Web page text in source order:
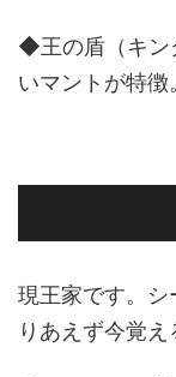
◆王の盾（キン
いマントが特徴
現王家です。シ
りあえず今覚え